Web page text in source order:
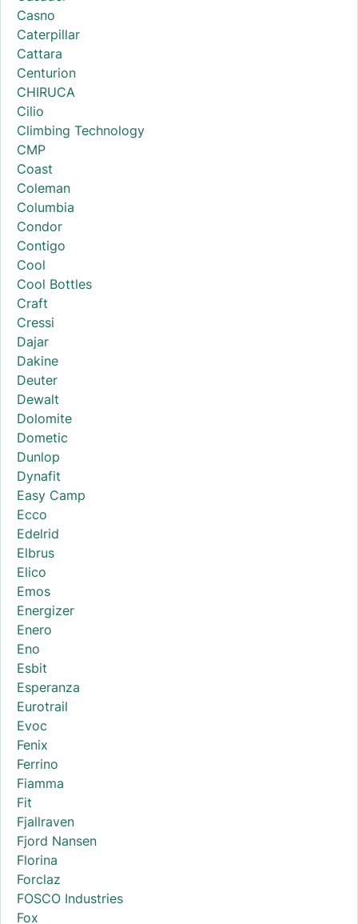
Casno
Caterpillar
Cattara
Centurion
CHIRUCA
Cilio
Climbing Technology
CMP
Coast
Coleman
Columbia
Condor
Contigo
Cool
Cool Bottles
Craft
Cressi
Dajar
Dakine
Deuter
Dewalt
Dolomite
Dometic
Dunlop
Dynafit
Easy Camp
Ecco
Edelrid
Elbrus
Elico
Emos
Energizer
Enero
Eno
Esbit
Esperanza
Eurotrail
Evoc
Fenix
Ferrino
Fiamma
Fit
Fjallraven
Fjord Nansen
Florina
Forclaz
FOSCO Industries
Fox